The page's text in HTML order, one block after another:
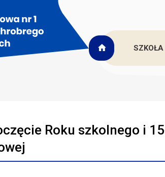
SZKOŁA
Roku szkolnego i